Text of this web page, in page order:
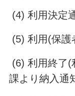
(4) 利用決定
(5) 利用(保護
(6) 利用終了(
課より納入通